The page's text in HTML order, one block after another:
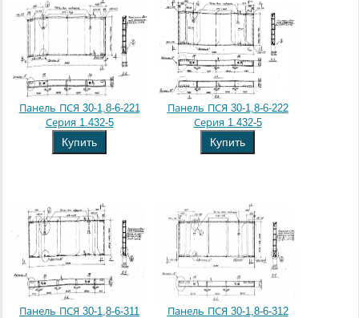
Панель ПСЯ 30-1,8-6-221
Серия 1.432-5
Купить
Панель ПСЯ 30-1,8-6-222
Серия 1.432-5
Купить
Панель ПСЯ 30-1,8-6-311
Панель ПСЯ 30-1,8-6-312